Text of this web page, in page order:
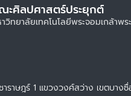
ะศิลปศาสตร์ประยุกต์
วิทยาลัยเทคโนโลยีพระจอมเกล้าพร
าราษฎร์ 1 แขวงวงศ์สว่าง เขตบาง